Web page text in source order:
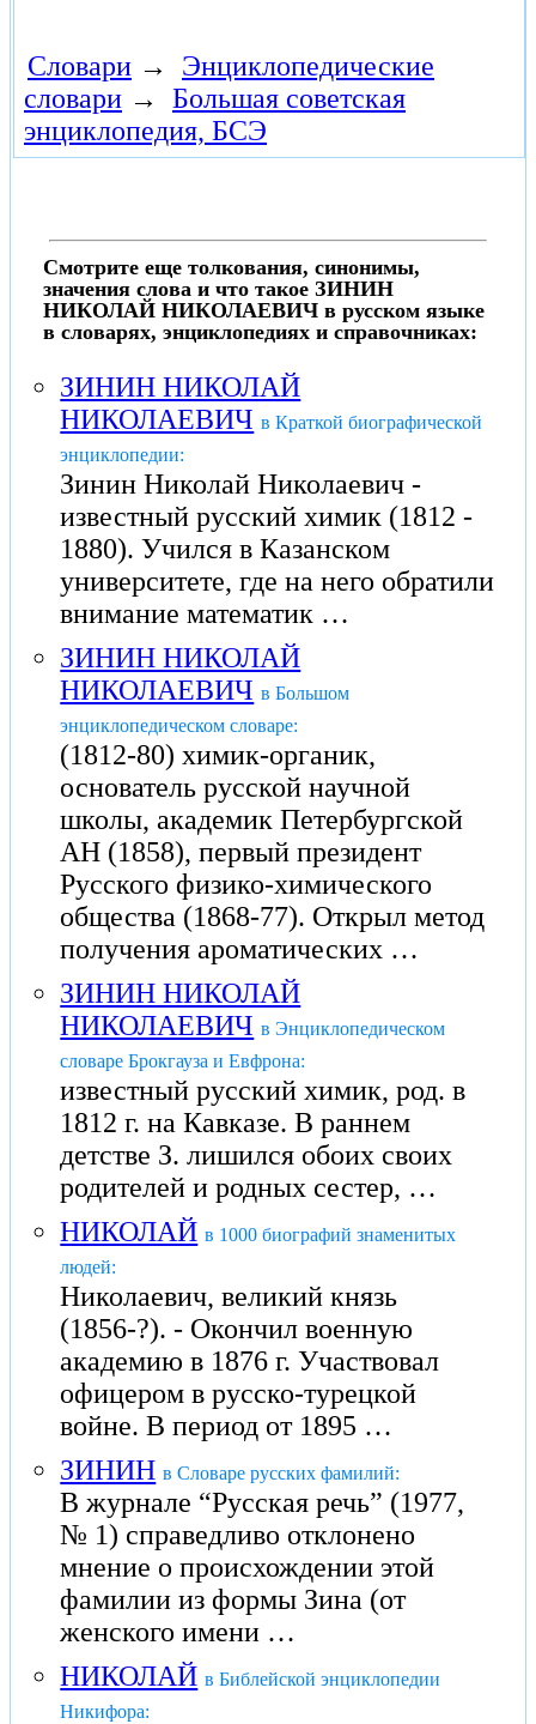
Словари →
Энциклопедические
словари →
Большая советская
энциклопедия, БСЭ
Смотрите еще толкования, синонимы,
значения слова и что такое ЗИНИН
НИКОЛАЙ НИКОЛАЕВИЧ в русском языке
в словарях, энциклопедиях и справочниках:
ЗИНИН НИКОЛАЙ
НИКОЛАЕВИЧ в Краткой биографической
энциклопедии:
Зинин Николай Николаевич -
известный русский химик (1812 -
1880). Учился в Казанском
университете, где на него обратили
внимание математик …
ЗИНИН НИКОЛАЙ
НИКОЛАЕВИЧ в Большом
энциклопедическом словаре:
(1812-80) химик-органик,
основатель русской научной
школы, академик Петербургской
АН (1858), первый президент
Русского физико-химического
общества (1868-77). Открыл метод
получения ароматических …
ЗИНИН НИКОЛАЙ
НИКОЛАЕВИЧ в Энциклопедическом
словаре Брокгауза и Евфрона:
известный русский химик, род. в
1812 г. на Кавказе. В раннем
детстве З. лишился обоих своих
родителей и родных сестер, …
НИКОЛАЙ в 1000 биографий знаменитых
людей:
Николаевич, великий князь
(1856-?). - Окончил военную
академию в 1876 г. Участвовал
офицером в русско-турецкой
войне. В период от 1895 …
ЗИНИН в Словаре русских фамилий:
В журнале “Русская речь” (1977,
№ 1) справедливо отклонено
мнение о происхождении этой
фамилии из формы Зина (от
женского имени …
НИКОЛАЙ в Библейской энциклопедии
Никифора: